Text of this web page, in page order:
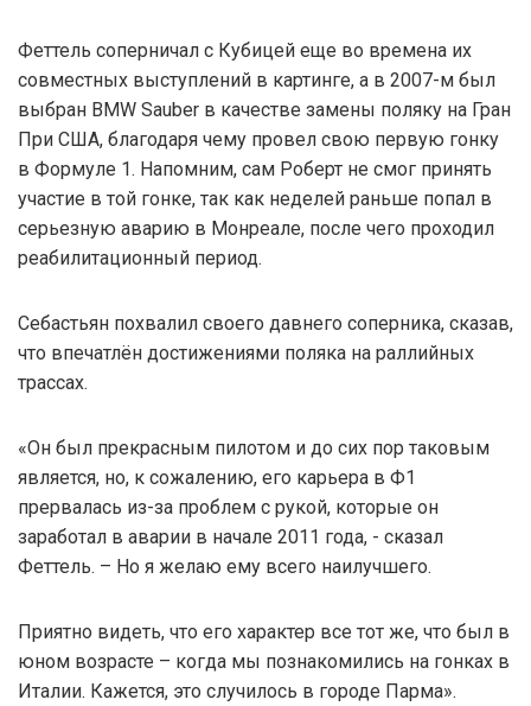
Феттель соперничал с Кубицей еще во времена их
совместных выступлений в картинге, а в 2007-м был
выбран BMW Sauber в качестве замены поляку на Гран
При США, благодаря чему провел свою первую гонку
в Формуле 1. Напомним, сам Роберт не смог принять
участие в той гонке, так как неделей раньше попал в
серьезную аварию в Монреале, после чего проходил
реабилитационный период.
Себастьян похвалил своего давнего соперника, сказав,
что впечатлён достижениями поляка на раллийных
трассах.
«Он был прекрасным пилотом и до сих пор таковым
является, но, к сожалению, его карьера в Ф1
прервалась из-за проблем с рукой, которые он
заработал в аварии в начале 2011 года, - сказал
Феттель. – Но я желаю ему всего наилучшего.
Приятно видеть, что его характер все тот же, что был в
юном возрасте – когда мы познакомились на гонках в
Италии. Кажется, это случилось в городе Парма».